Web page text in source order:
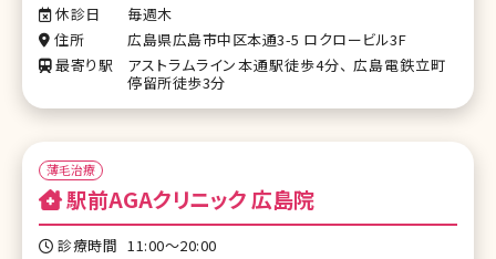
休診日
毎週木
住所
広島県広島市中区本通3-5 ロクロービル3F
最寄り駅
アストラムライン本通駅徒歩4分、 広島電鉄立町
停留所徒歩3分
薄毛治療
駅前AGAクリニック 広島院
診療時間 11:00〜20:00